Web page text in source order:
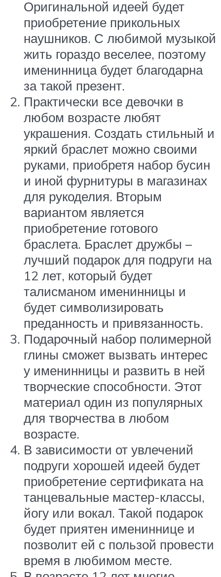
Оригинальной идеей будет
приобретение прикольных
наушников. С любимой музыкой
жить гораздо веселее, поэтому
именинница будет благодарна
за такой презент.
Практически все девочки в
любом возрасте любят
украшения. Создать стильный и
яркий браслет можно своими
руками, приобретя набор бусин
и иной фурнитуры в магазинах
для рукоделия. Вторым
вариантом является
приобретение готового
браслета. Браслет дружбы –
лучший подарок для подруги на
12 лет, который будет
талисманом именинницы и
будет символизировать
преданность и привязанность.
Подарочный набор полимерной
глины сможет вызвать интерес
у именинницы и развить в ней
творческие способности. Этот
материал один из популярных
для творчества в любом
возрасте.
В зависимости от увлечений
подруги хорошей идеей будет
приобретение сертификата на
танцевальные мастер-классы,
йогу или вокал. Такой подарок
будет приятен имениннице и
позволит ей с пользой провести
время в любимом месте.